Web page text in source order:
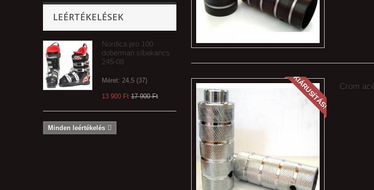
LEÉRTÉKELÉSEK
Nordica pro 100
doberman síbakancs
245-08
Méret: 24,5 (37)
13 900 Ft‎ 17 900 Ft‎
Minden leértékelés
KIÁRUSÍTÁS! Crom